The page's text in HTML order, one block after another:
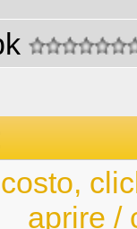
aprire /